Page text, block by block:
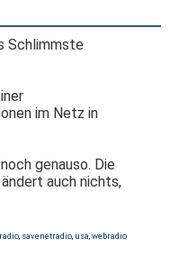
Schlimmste
im Netz in
genauso. Die
auch nichts,
savenetradio usa ,webradio